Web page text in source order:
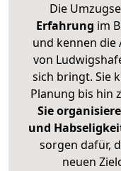
Die
Erfahrung im
und kennen die
von
sich bringt. Sie
Planung bis hin
Sie
und
sorgen dafür,
neuen